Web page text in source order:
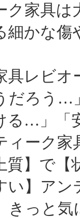
ク家具は
細かな
具レビ
だろう…
る…」「
ィーク
質】で【
い】ア
きっと